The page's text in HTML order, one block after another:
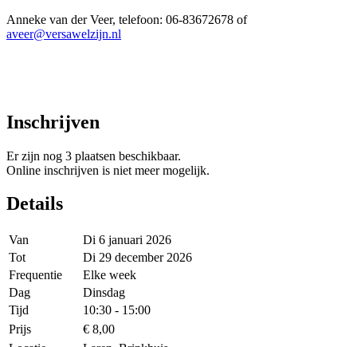
Anneke van der Veer, telefoon: 06-83672678 of
aveer@versawelzijn.nl
Inschrijven
Er zijn nog 3 plaatsen beschikbaar.
Online inschrijven is niet meer mogelijk.
Details
Van
Di 6 januari 2026
Tot
Di 29 december 2026
Frequentie
Elke week
Dag
Dinsdag
Tijd
10:30 - 15:00
Prijs
€ 8,00